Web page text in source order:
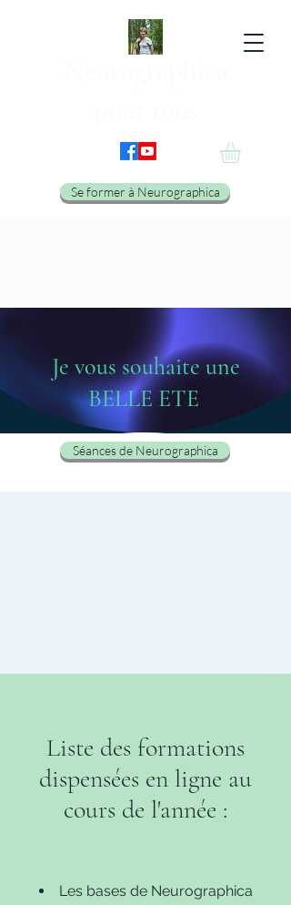
Se former à Neurographica
Je vous souhaite une
BELLE ETE
Séances de Neurographica
Liste des formations
dispensées en ligne au
cours de l'année :
Les bases de Neurographica